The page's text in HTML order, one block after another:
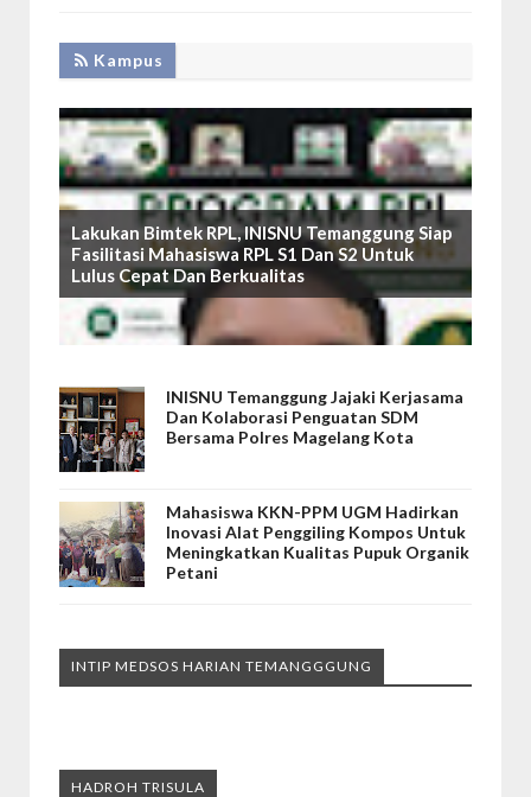
Kampus
Lakukan Bimtek RPL, INISNU Temanggung Siap
Fasilitasi Mahasiswa RPL S1 Dan S2 Untuk
Lulus Cepat Dan Berkualitas
INISNU Temanggung Jajaki Kerjasama
Dan Kolaborasi Penguatan SDM
Bersama Polres Magelang Kota
Mahasiswa KKN-PPM UGM Hadirkan
Inovasi Alat Penggiling Kompos Untuk
Meningkatkan Kualitas Pupuk Organik
Petani
INTIP MEDSOS HARIAN TEMANGGGUNG
HADROH TRISULA